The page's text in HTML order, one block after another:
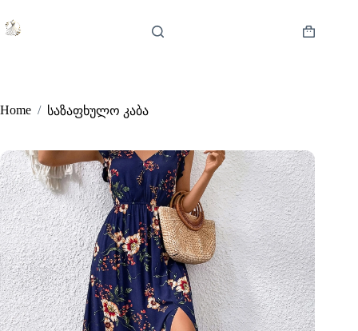
to
content
Shopping
Home / საზაფხულო კაბა